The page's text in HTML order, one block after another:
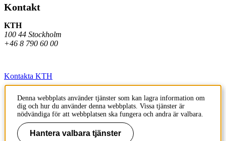
Kontakt
KTH
100 44 Stockholm
+46 8 790 60 00
Kontakta KTH
Jobba på KTH
Press och media
Faktura och betalning KTH
Denna webbplats använder tjänster som kan lagra information om
dig och hur du använder denna webbplats. Vissa tjänster är
nödvändiga för att webbplatsen ska fungera och andra är valbara.
Hantera valbara tjänster